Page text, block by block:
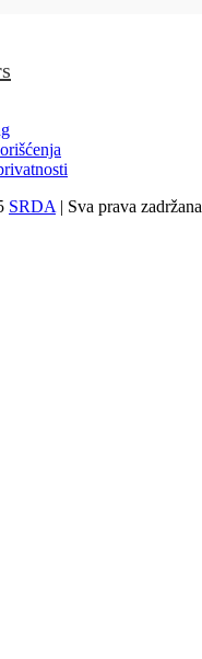
SRDA | Sva prava zadržana